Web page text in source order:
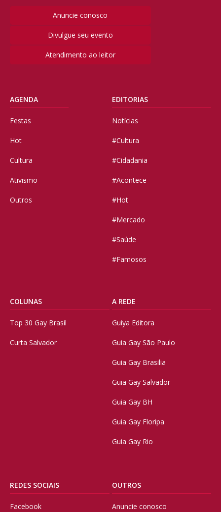
Anuncie conosco
Divulgue seu evento
Atendimento ao leitor
AGENDA
Festas
Hot
Cultura
Ativismo
Outros
EDITORIAS
Notícias
#Cultura
#Cidadania
#Acontece
#Hot
#Mercado
#Saúde
#Famosos
COLUNAS
Top 30 Gay Brasil
Curta Salvador
A REDE
Guiya Editora
Guia Gay São Paulo
Guia Gay Brasilia
Guia Gay Salvador
Guia Gay BH
Guia Gay Floripa
Guia Gay Rio
REDES SOCIAIS
Facebook
OUTROS
Anuncie conosco